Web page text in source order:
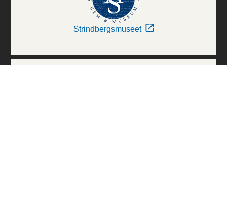
Strindbergsmuseet